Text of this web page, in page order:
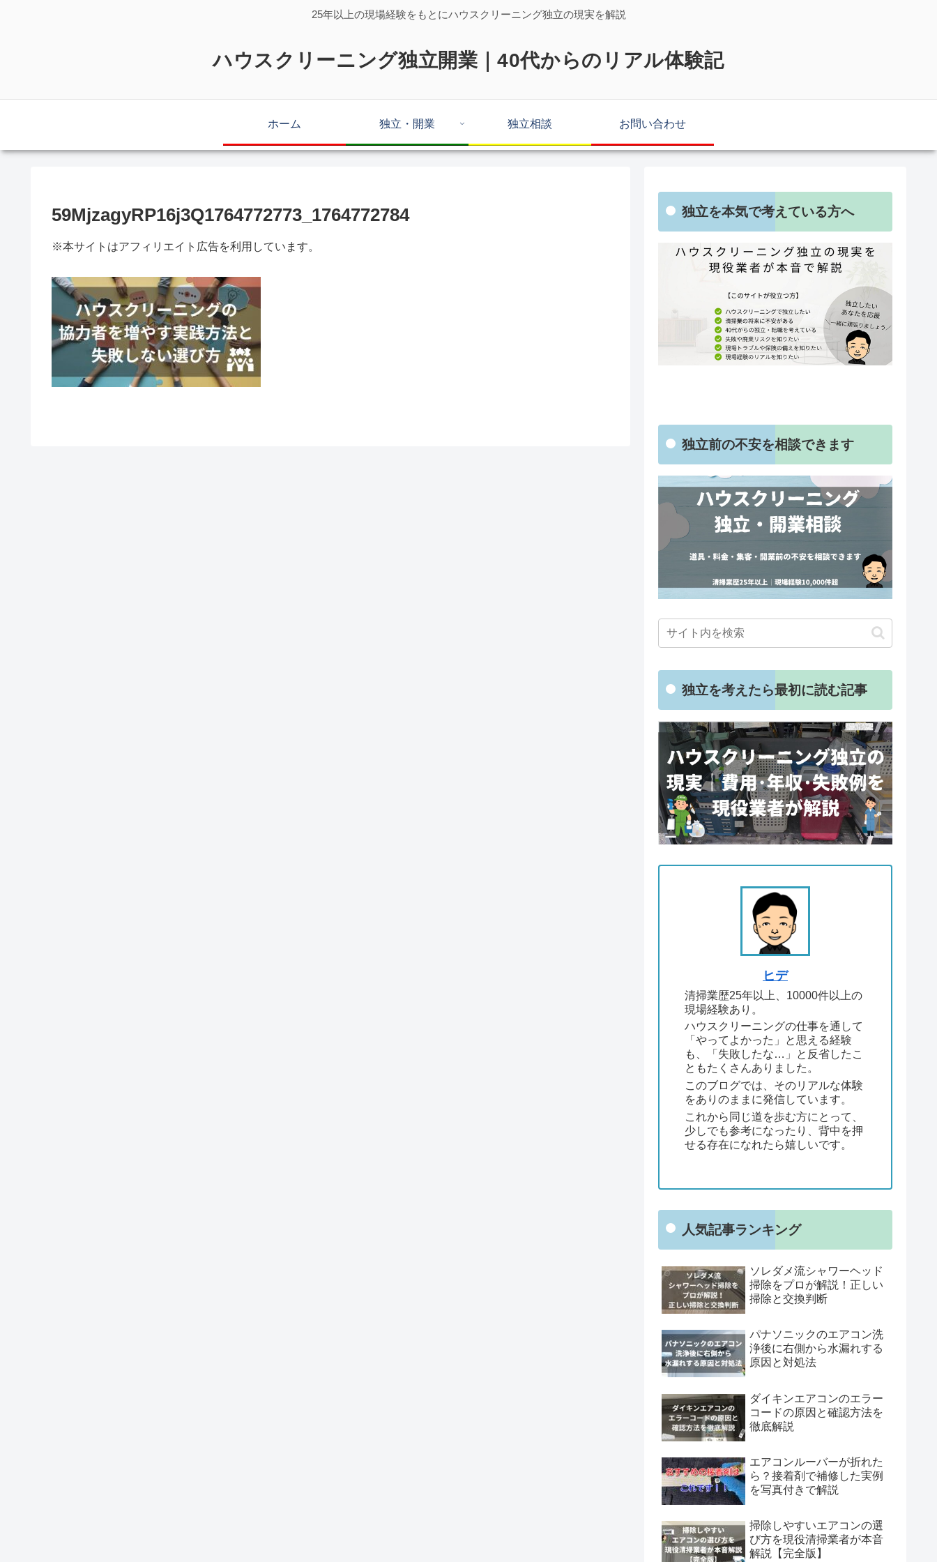
25年以上の現場経験をもとにハウスクリーニング独立の現実を解説
ハウスクリーニング独立開業｜40代からのリアル体験記
ホーム 独立・開業 独立相談 お問い合わせ
59MjzagyRP16j3Q1764772773_1764772784
※本サイトはアフィリエイト広告を利用しています。
独立を本気で考えている方へ
独立前の不安を相談できます
独立を考えたら最初に読む記事
ヒデ
清掃業歴25年以上、10000件以上の
現場経験あり。
ハウスクリーニングの仕事を通して
「やってよかった」と思える経験
も、「失敗したな…」と反省したこ
ともたくさんありました。
このブログでは、そのリアルな体験
をありのままに発信しています。
これから同じ道を歩む方にとって、
少しでも参考になったり、背中を押
せる存在になれたら嬉しいです。
人気記事ランキング
ソレダメ流シャワーヘッド
掃除をプロが解説！正しい
掃除と交換判断
パナソニックのエアコン洗
浄後に右側から水漏れする
原因と対処法
ダイキンエアコンのエラー
コードの原因と確認方法を
徹底解説
エアコンルーバーが折れた
ら？接着剤で補修した実例
を写真付きで解説
掃除しやすいエアコンの選
び方を現役清掃業者が本音
解説【完全版】